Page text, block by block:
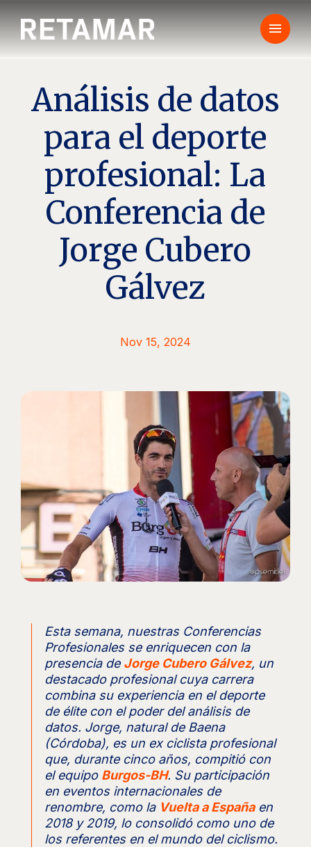
menu
Análisis de datos
para el deporte
profesional: La
Conferencia de
Jorge Cubero
Gálvez
Nov 15, 2024
Esta semana, nuestras Conferencias
Profesionalesse enriquecen con la
presencia de Jorge Cubero Gálvez, un
destacado profesional cuya carrera
combina su experiencia en el deporte
de élite con el poder del análisis de
datos. Jorge, natural de Baena
(Córdoba), es un ex ciclista profesional
que, durante cinco años, compitió con
el equipo Burgos-BH. Su participación
en eventos internacionales de
renombre, como la Vuelta a Españaen
2018 y 2019, lo consolidó como uno de
los referentes en el mundo del ciclismo.